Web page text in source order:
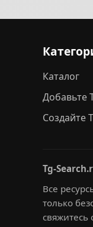
Каталог
Добавьте
Создайте
Tg-
Все
только
свяжитесь